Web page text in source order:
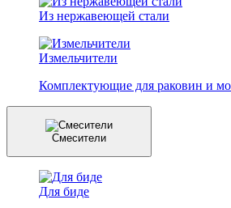
Из нержавеющей стали
Измельчители
Комплектующие для раковин и
Смесители
Для биде